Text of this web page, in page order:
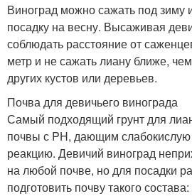
Виноград можно сажать под зиму
посадку на весну. Высаживая
соблюдать расстояние от
метр и не сажать лиану ближе,
других кустов или деревьев.
Почва для девичьего винограда
Самый подходящий грунт для
почвы с PH, дающим
реакцию. Девичий виноград
на любой почве, но для посадки
подготовить почву такого состава: